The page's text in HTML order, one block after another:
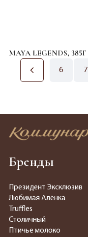
MAYA LEGENDS, 385Г
6 7
Бренды
Президент Эксклюзив
Любимая Алёнка
Truffles
Столичный
Птичье молоко